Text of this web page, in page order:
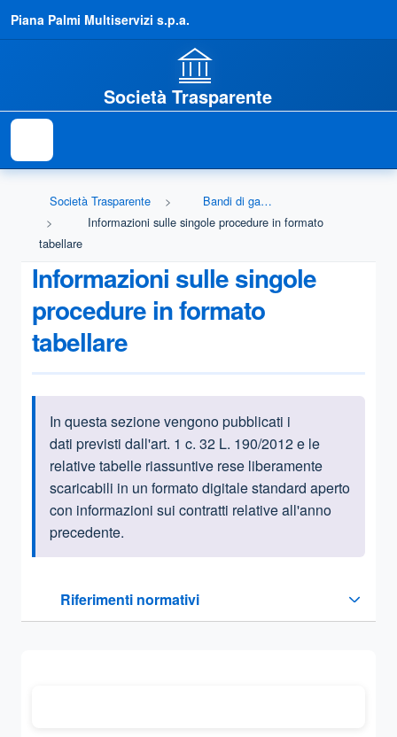
Piana Palmi Multiservizi s.p.a.
Società Trasparente
Società Trasparente
Bandi di gara e contratti
Informazioni sulle singole procedure in formato
tabellare
Informazioni sulle singole
procedure in formato
tabellare
Informazioni introduttive
In questa sezione vengono pubblicati i
dati previsti dall'art. 1 c. 32 L. 190/2012 e le
relative tabelle riassuntive rese liberamente
scaricabili in un formato digitale standard aperto
con informazioni sui contratti relative all'anno
precedente.
Riferimenti normativi
Sezione compressa